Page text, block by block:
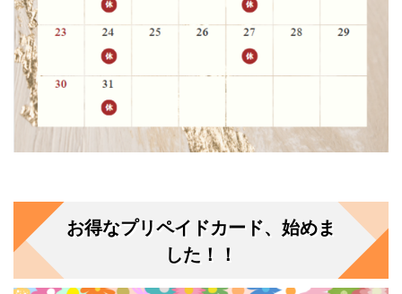
お得なプリペイドカード、始めま
した！！